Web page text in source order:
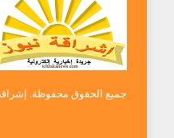
جميع الحقوق محفوظة. إشراقة نيوز 2015